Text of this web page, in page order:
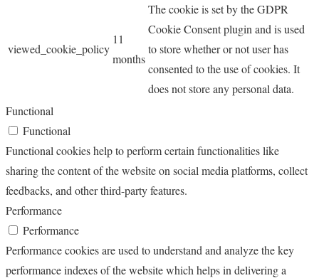
viewed_cookie_policy
11
months
The cookie is set by the GDPR
Cookie Consent plugin and is used
to store whether or not user has
consented to the use of cookies. It
does not store any personal data.
Functional
Functional
Functional cookies help to perform certain functionalities like
sharing the content of the website on social media platforms, collect
feedbacks, and other third-party features.
Performance
Performance
Performance cookies are used to understand and analyze the key
performance indexes of the website which helps in delivering a